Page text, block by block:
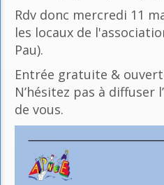
Rdv donc mercredi 11
les locaux de
Pau).
Entrée gratuite &
N’hésitez pas à
de vous.